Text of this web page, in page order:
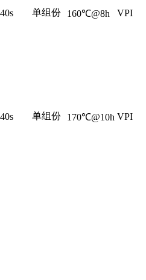
单组份 160℃@8h VPI
单组份 170℃@10h VPI